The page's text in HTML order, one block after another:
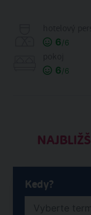
6/6
6/6
Kedy?